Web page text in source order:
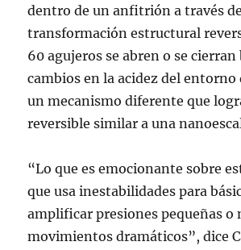
dentro de un anfitrión a través
transformación estructural
60 agujeros se abren o se cierran
cambios en la acidez del entorno
un mecanismo diferente que
reversible similar a una
“Lo que es emocionante sobre
que usa inestabilidades para
amplificar presiones pequeñas o
movimientos dramáticos”, dice